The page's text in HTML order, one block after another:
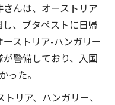
んは、オーストリア
、ブタペストに日帰
ストリア-ハンガリー
警備しており、入国
った。
リア、ハンガリー、